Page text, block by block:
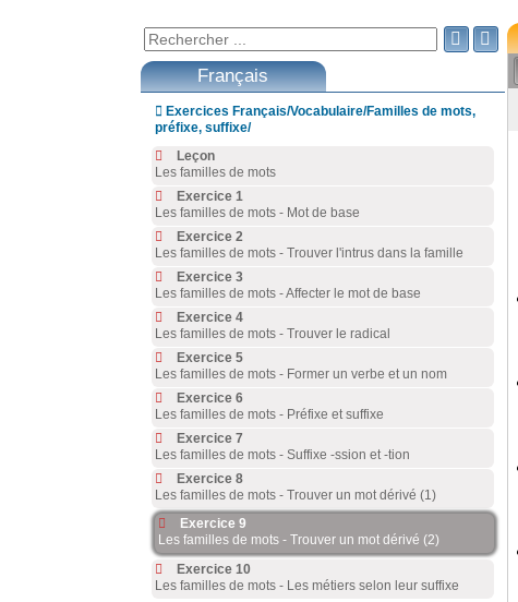
 
Français
 Exercices Français/Vocabulaire/Familles de mots,
préfixe, suffixe/
Leçon
Les familles de mots
Exercice 1
Les familles de mots - Mot de base
Exercice 2
Les familles de mots - Trouver l'intrus dans la famille
Exercice 3
Les familles de mots - Affecter le mot de base
Exercice 4
Les familles de mots - Trouver le radical
Exercice 5
Les familles de mots - Former un verbe et un nom
Exercice 6
Les familles de mots - Préfixe et suffixe
Exercice 7
Les familles de mots - Suffixe -ssion et -tion
Exercice 8
Les familles de mots - Trouver un mot dérivé (1)
Exercice 9
Les familles de mots - Trouver un mot dérivé (2)
Exercice 10
Les familles de mots - Les métiers selon leur suffixe